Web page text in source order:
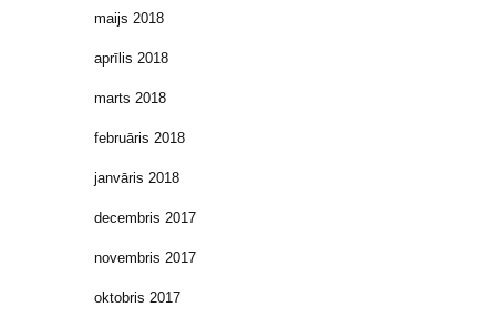
maijs 2018
aprīlis 2018
marts 2018
februāris 2018
janvāris 2018
decembris 2017
novembris 2017
oktobris 2017